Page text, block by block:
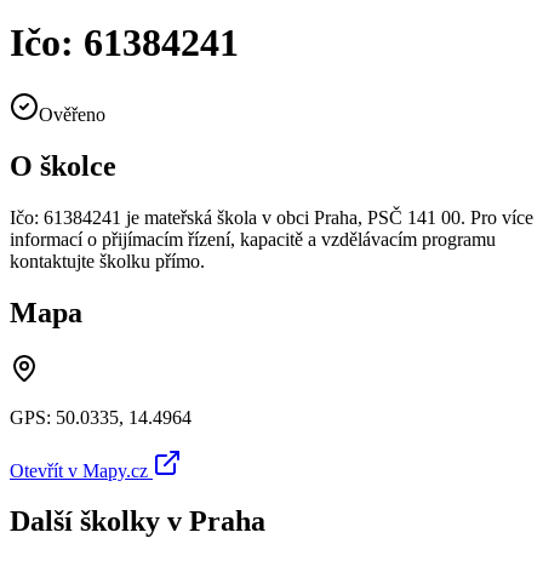
Ičo: 61384241
Ověřeno
O školce
Ičo: 61384241 je mateřská škola v obci Praha, PSČ 141 00. Pro více
informací o přijímacím řízení, kapacitě a vzdělávacím programu
kontaktujte školku přímo.
Mapa
GPS: 50.0335, 14.4964
Otevřít v Mapy.cz
Další školky v Praha